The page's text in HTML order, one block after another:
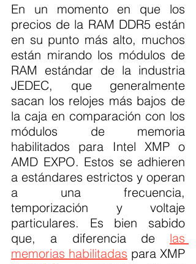
En un momento en que los
precios de la RAM DDR5 están
en su punto más alto, muchos
están mirando los módulos de
RAM estándar de la industria
JEDEC, que generalmente
sacan los relojes más bajos de
la caja en comparación con los
módulos de memoria
habilitados para Intel XMP o
AMD EXPO. Estos se adhieren
a estándares estrictos y operan
a una frecuencia,
temporización y voltaje
particulares. Es bien sabido
que, a diferencia de las
memorias habilitadas para XMP